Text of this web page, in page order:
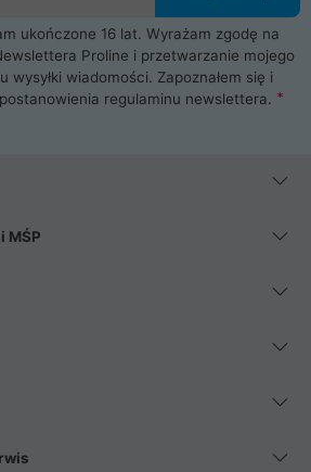
ukończone 16 lat. Wyrażam zgodę na
Proline i przetwarzanie mojego
wysyłki wiadomości. Zapoznałem się i
regulaminu newslettera.
MŚP